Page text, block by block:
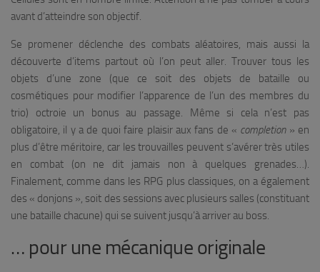
avant d’atteindre son objectif.
Se promener déclenche des combats aléatoires, mais aussi la
découverte d’items partout où l’on peut aller. Trouver tous les
objets d’une zone (que ce soit des objets de bataille ou
cosmétiques pour modifier l’apparence de l’un des membres du
trio) octroie un bonus au passage. Même si cela n’est pas
obligatoire, il y a de quoi faire plaisir aux fans de « completion» en
plus d’être méritoire, car les trouvailles peuvent s’avérer très utiles
en combat (on ne dit jamais non à quelques grenades…).
Finalement, comme dans les RPG plus classiques, on a également
des « donjons », soit des sessions avec plusieurs salles (constituant
une bataille chacune) qui se suivent jusqu’à arriver au boss.
… pour une mécanique originale